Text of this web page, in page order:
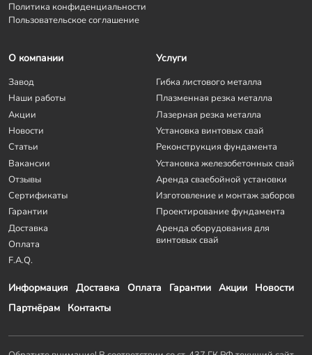
Политика конфиденциальности
Пользовательское соглашение
Информация Доставка Оплата Гарантии Акции
Новости
Партнёрам
Контакты
О компании
Завод
Наши работы
Акции
Новости
Статьи
Вакансии
Отзывы
Сертификаты
Гарантии
Доставка
Оплата
F.A.Q.
Услуги
Гибка листового металла
Плазменная резка металла
Лазерная резка металла
Установка винтовых свай
Реконструкция фундамента
Установка железобетонных свай
Аренда сваебойной установки
Изготовление и монтаж заборов
Проектирование фундамента
Аренда оборудования для
винтовых свай